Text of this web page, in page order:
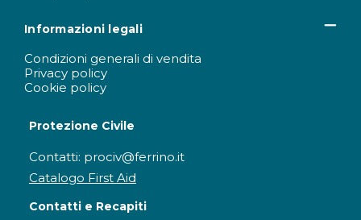
Informazioni legali
Condizioni generali di vendita
Privacy policy
Cookie policy
Protezione Civile
Contatti: prociv@ferrino.it
Catalogo First Aid
Contatti e Recapiti